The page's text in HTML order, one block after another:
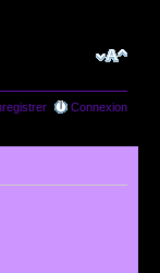
Connexion